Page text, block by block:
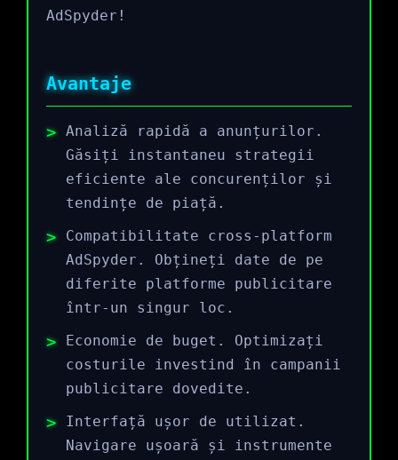
AdSpyder!
Avantaje
Analiză rapidă a anunțurilor.
Găsiți instantaneu strategii
eficiente ale concurenților și
tendințe de piață.
Compatibilitate cross-platform
AdSpyder. Obțineți date de pe
diferite platforme publicitare
într-un singur loc.
Economie de buget. Optimizați
costurile investind în campanii
publicitare dovedite.
Interfață ușor de utilizat.
Navigare ușoară și instrumente